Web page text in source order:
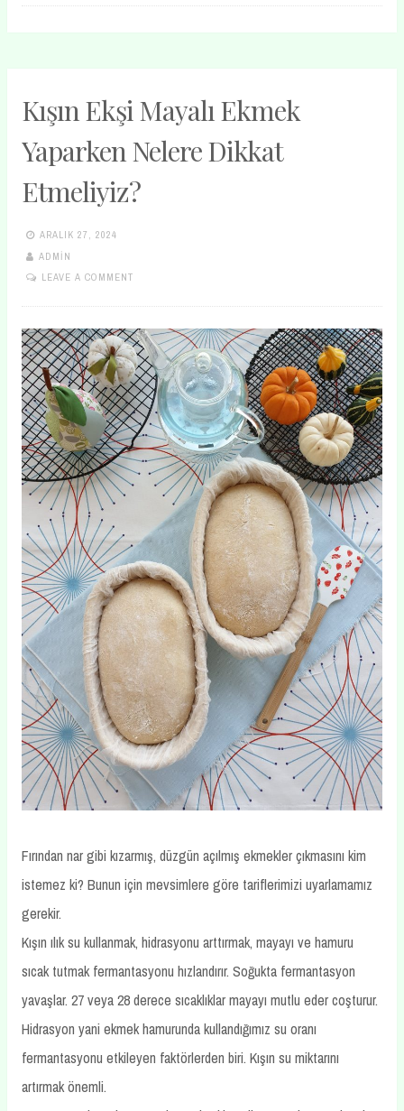
Kışın Ekşi Mayalı Ekmek
Yaparken Nelere Dikkat
Etmeliyiz?
ARALIK 27, 2024
ADMIN
LEAVE A COMMENT
Fırından nar gibi kızarmış, düzgün açılmış ekmekler çıkmasını kim
istemez ki? Bunun için mevsimlere göre tariflerimizi uyarlamamız
gerekir.
Kışın ılık su kullanmak, hidrasyonu arttırmak, mayayı ve hamuru
sıcak tutmak fermantasyonu hızlandırır. Soğukta fermantasyon
yavaşlar. 27 veya 28 derece sıcaklıklar mayayı mutlu eder coşturur.
Hidrasyon yani ekmek hamurunda kullandığımız su oranı
fermantasyonu etkileyen faktörlerden biri. Kışın su miktarını
artırmak önemli.